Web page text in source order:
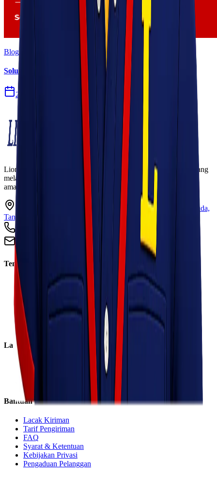
Blog
Solusi Logistik untuk Perusahaan Manufaktur
27 Jul 2026
Lionel Express adalah perusahaan jasa pengiriman terpercaya yang
melayani pengiriman barang ke seluruh Indonesia dengan cepat,
aman, dan harga kompetitif.
Ruko Garden Square Blok G No. 11-12 Jurumudi baru, Benda,
Tangerang, Banten 15124
info@lionelexpress.com
Tentang Kami
Tentang Kami
Visi & Misi
Sosial Perusahaan
Karir
Cabang
Informasi
Layanan
Express
Regular
Eco
Bantuan
Lacak Kiriman
Tarif Pengiriman
FAQ
Syarat & Ketentuan
Kebijakan Privasi
Pengaduan Pelanggan